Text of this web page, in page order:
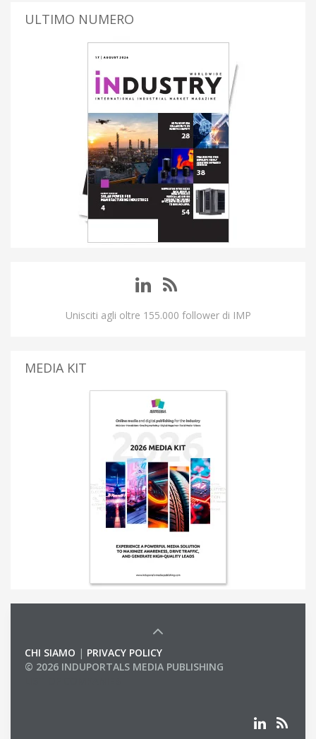
ULTIMO NUMERO
Unisciti agli oltre 155.000 follower di IMP
MEDIA KIT
CHI SIAMO | PRIVACY POLICY
© 2026 INDUPORTALS MEDIA PUBLISHING